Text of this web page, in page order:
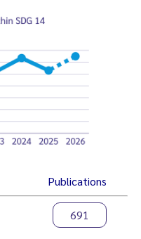
sustainable
development
Publications
691